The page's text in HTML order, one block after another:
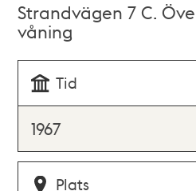
Strandvägen 7 C.
våning
Tid
1967
Plats